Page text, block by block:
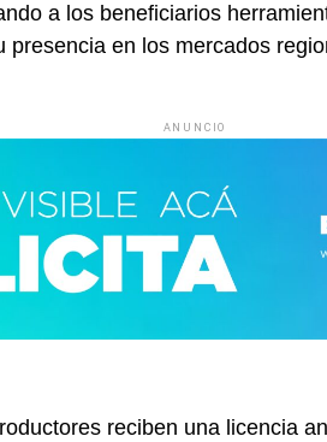
a los beneficiarios
presencia en los mercados
ANUNCIO
reciben una licencia